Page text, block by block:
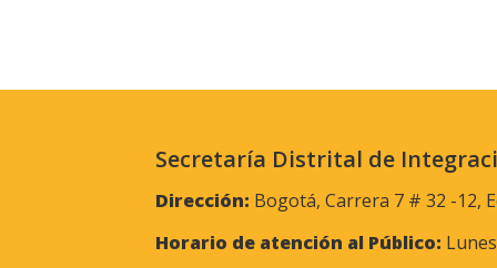
Secretaría Distrital de
Dirección: Bogotá, Carrera 7 # 32 -12,
Horario de atención al Público: